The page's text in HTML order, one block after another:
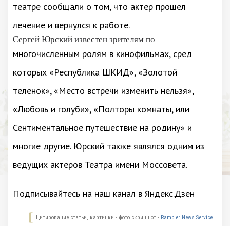
театре сообщали о том, что актер прошел
лечение и вернулся к работе.
Сергей Юрский известен зрителям по
многочисленным ролям в кинофильмах, сред
которых «Республика ШКИД», «Золотой
теленок», «Место встречи изменить нельзя»,
«Любовь и голуби», «Полторы комнаты, или
Сентиментальное путешествие на родину» и
многие другие. Юрский также являлся одним из
ведущих актеров Театра имени Моссовета.
Подписывайтесь на наш канал в Яндекс.Дзен
Цитирование статьи, картинки - фото скриншот - Rambler News Service.